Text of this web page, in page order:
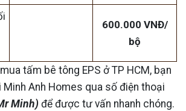
600.000 VNĐ/
bộ
tấm bê tông EPS ở TP HCM, bạn
Minh Anh Homes qua số điện thoại
Minh) để được tư vấn nhanh chóng.